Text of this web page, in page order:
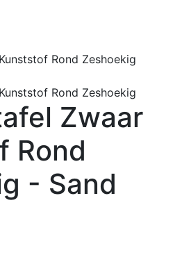
Zwaar
Rond
- Sand